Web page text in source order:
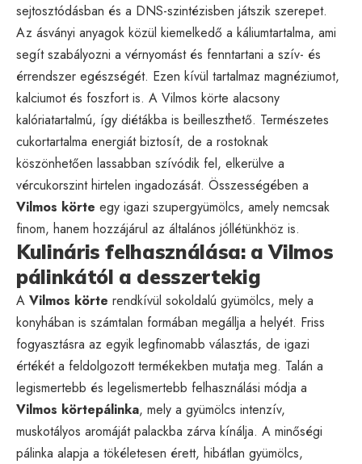
sejtosztódásban és a DNS-szintézisben játszik szerepet.
Az ásványi anyagok közül kiemelkedő a káliumtartalma, ami
segít szabályozni a vérnyomást és fenntartani a szív- és
érrendszer egészségét. Ezen kívül tartalmaz magnéziumot,
kalciumot és foszfort is. A Vilmos körte alacsony
kalóriatartalmú, így diétákba is beilleszthető. Természetes
cukortartalma energiát biztosít, de a rostoknak
köszönhetően lassabban szívódik fel, elkerülve a
vércukorszint hirtelen ingadozását. Összességében a
Vilmos körte egy igazi szupergyümölcs, amely nemcsak
finom, hanem hozzájárul az általános jóllétünkhöz is.
Kulináris felhasználása: a Vilmos
pálinkától a desszertekig
A Vilmos körte rendkívül sokoldalú gyümölcs, mely a
konyhában is számtalan formában megállja a helyét. Friss
fogyasztásra az egyik legfinomabb választás, de igazi
értékét a feldolgozott termékekben mutatja meg. Talán a
legismertebb és legelismertebb felhasználási módja a
Vilmos körtepálinka, mely a gyümölcs intenzív,
muskotályos aromáját palackba zárva kínálja. A minőségi
pálinka alapja a tökéletesen érett, hibátlan gyümölcs,